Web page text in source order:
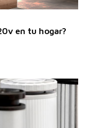
en tu hogar?